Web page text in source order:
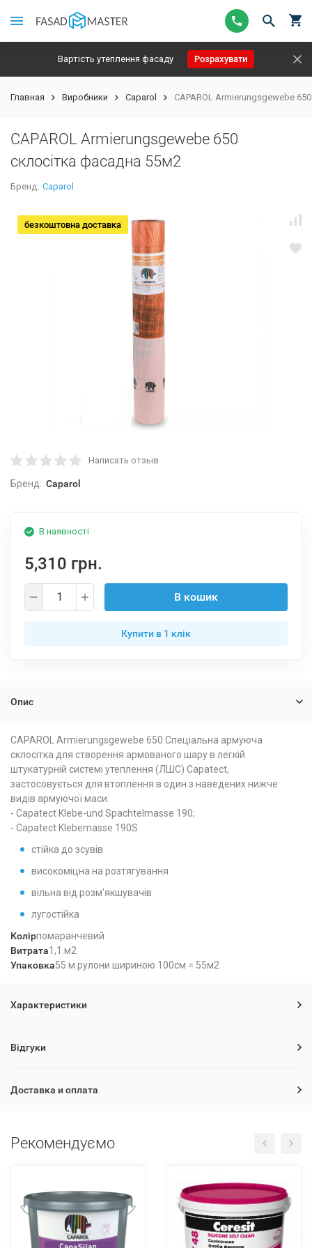
Вартість утеплення фасаду Розрахувати
Главная Виробники Caparol CAPAROL Armierungsgewebe
CAPAROL Armierungsgewebe 650
склосітка фасадна 55м2
Бренд: Caparol
безкоштовна доставка
Написать отзыв
Бренд: Caparol
В наявності
5,310 грн.
В кошик
Купити в 1 клiк
Опис
CAPAROL Armierungsgewebe 650 Спеціальна армуюча
склосітка для створення армованого шару в легкій
штукатурній системі утеплення (ЛШС) Capatect,
застосовується для втоплення в один з наведених нижче
видів армуючої маси:
- Capatect Klebe-und Spachtelmasse 190;
- Capatect Klebemasse 190S
стійка до зсувів
високоміцна на розтягування
вільна від розм'якшувачів
лугостійка
Колірпомаранчевий
Витрата1,1.м2
Упаковка55 м рулони шириною 100см = 55м2
Характеристики
Відгуки
Доставка и оплата
Рекомендуємо